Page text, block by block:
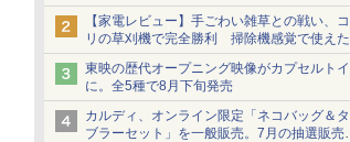
ショーツは1990円に
【家電レビュー】手ごわい雑草との戦い、
リの草刈機で完全勝利 掃除機感覚で使えた
東映の歴代オープニング映像がカプセルトイ
に。全5種で8月下旬発売
カルディ、オンライン限定「ネコバッグ＆
ブラーセット」を一般販売。7月の抽選販売